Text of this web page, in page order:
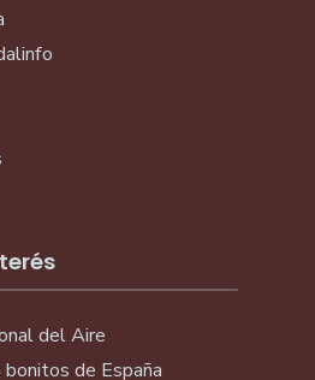
del Aire
de España